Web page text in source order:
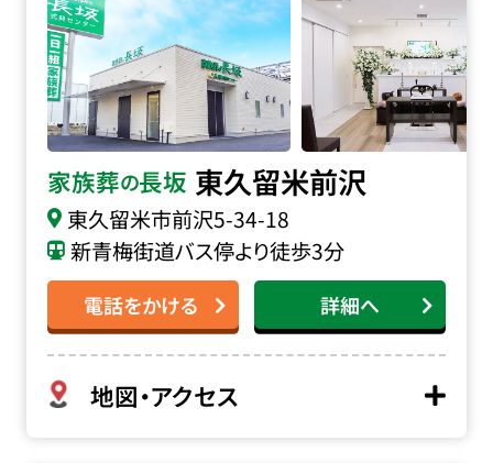
家族葬の長坂 東久留米前沢
東久留米市前沢5-34-18
新青梅街道バス停より徒歩3分
電話をかける 詳細へ
地図・アクセス